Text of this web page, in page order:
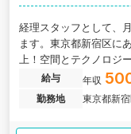
経理スタッフとして、
ます。東京都新宿区に
上！空間とテクノロジ
目指す企業の求人です
給与 年収
勤務地
東京都新